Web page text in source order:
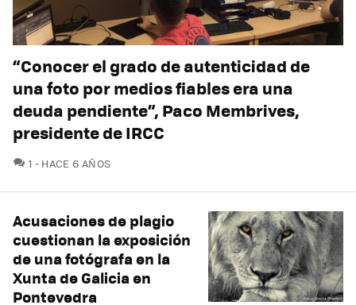
“Conocer el grado de autenticidad de
una foto por medios fiables era una
deuda pendiente”, Paco Membrives,
presidente de IRCC
1 COMENTARIOS
HACE 6 AÑOS
Acusaciones de plagio
cuestionan la exposición
de una fotógrafa en la
Xunta de Galicia en
Pontevedra